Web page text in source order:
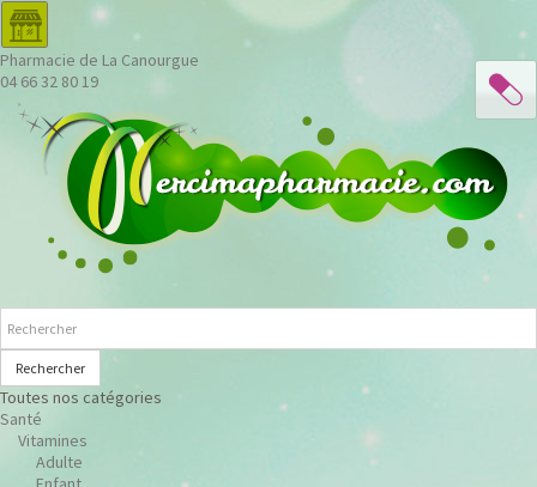
Pharmacie de La Canourgue
04 66 32 80 19
Rechercher
Toutes nos catégories
Santé
Vitamines
Adulte